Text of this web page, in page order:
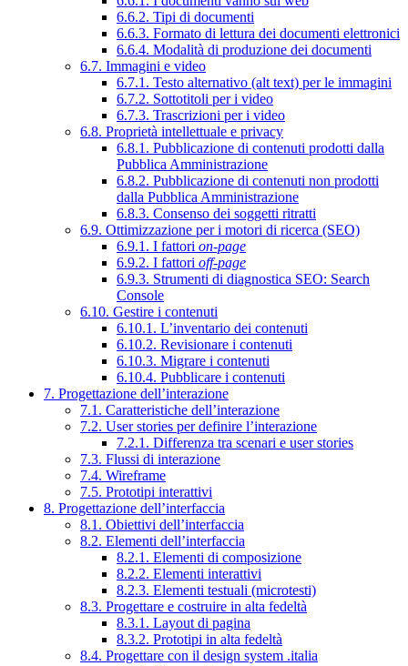
6.6.2. Tipi di documenti
6.6.3. Formato di lettura dei documenti elettronici
6.6.4. Modalità di produzione dei documenti
6.7. Immagini e video
6.7.1. Testo alternativo (alt text) per le immagini
6.7.2. Sottotitoli per i video
6.7.3. Trascrizioni per i video
6.8. Proprietà intellettuale e privacy
6.8.1. Pubblicazione di contenuti prodotti dalla
Pubblica Amministrazione
6.8.2. Pubblicazione di contenuti non prodotti
dalla Pubblica Amministrazione
6.8.3. Consenso dei soggetti ritratti
6.9. Ottimizzazione per i motori di ricerca (SEO)
6.9.1. I fattori on-page
6.9.2. I fattori off-page
6.9.3. Strumenti di diagnostica SEO: Search
Console
6.10. Gestire i contenuti
6.10.1. L’inventario dei contenuti
6.10.2. Revisionare i contenuti
6.10.3. Migrare i contenuti
6.10.4. Pubblicare i contenuti
7. Progettazione dell’interazione
7.1. Caratteristiche dell’interazione
7.2. User stories per definire l’interazione
7.2.1. Differenza tra scenari e user stories
7.3. Flussi di interazione
7.4. Wireframe
7.5. Prototipi interattivi
8. Progettazione dell’interfaccia
8.1. Obiettivi dell’interfaccia
8.2. Elementi dell’interfaccia
8.2.1. Elementi di composizione
8.2.2. Elementi interattivi
8.2.3. Elementi testuali (microtesti)
8.3. Progettare e costruire in alta fedeltà
8.3.1. Layout di pagina
8.3.2. Prototipi in alta fedeltà
8.4. Progettare con il design system .italia